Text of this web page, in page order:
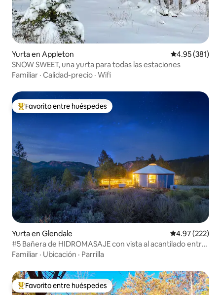
Yurta en Appleton Calificación
4.95 (381)
SNOW SWEET, una yurta para todas las estaciones
Familiar · Calidad-precio · Wifi
Favorito entre huéspedes preferido
Favorito entre huéspedes
Yurta en Glendale Calificación
4.97 (222)
#5 Bañera de HIDROMASAJE con vista al acantilado entre
Zion/Bryce
Familiar · Ubicación · Parrilla
Favorito entre huéspedes preferido
Favorito entre huéspedes